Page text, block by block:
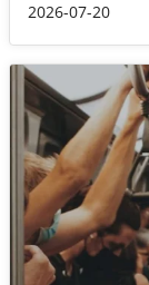
2026-07-20